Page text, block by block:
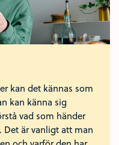
kan det kännas som
kan känna sig
vad som händer
är vanligt att man